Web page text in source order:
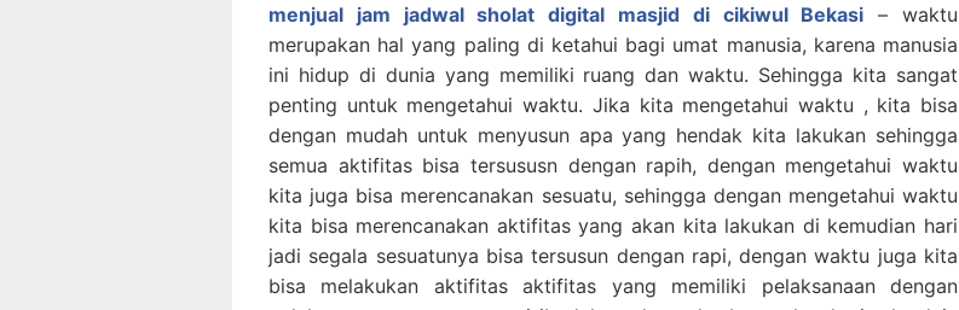
menjual jam jadwal sholat digital masjid di cikiwul Bekasi
– waktu
merupakan hal yang paling di ketahui bagi umat manusia, karena manusia
ini hidup di dunia yang memiliki ruang dan waktu. Sehingga kita sangat
penting untuk mengetahui waktu. Jika kita mengetahui waktu , kita bisa
dengan mudah untuk menyusun apa yang hendak kita lakukan sehingga
semua aktifitas bisa tersususn dengan rapih, dengan mengetahui waktu
kita juga bisa merencanakan sesuatu, sehingga dengan mengetahui waktu
kita bisa merencanakan aktifitas yang akan kita lakukan di kemudian hari
jadi segala sesuatunya bisa tersusun dengan rapi, dengan waktu juga kita
bisa melakukan aktifitas aktifitas yang memiliki pelaksanaan dengan